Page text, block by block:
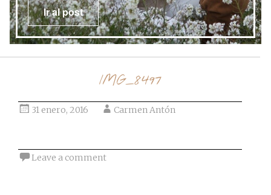
Ir al post
IMG_8497
31 enero, 2016 Carmen Antón
Leave a comment